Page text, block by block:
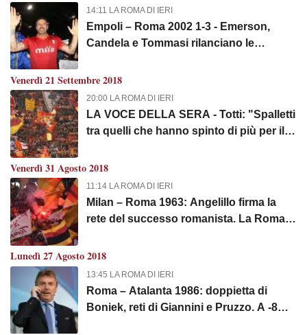
14:11 LA ROMA DI IERI
Empoli – Roma 2002 1-3 - Emerson,
Candela e Tommasi rilanciano le
Venerdì 21 Settembre 2018
20:00 LA ROMA DI IERI
LA VOCE DELLA SERA - Totti: "Spalletti
tra quelli che hanno spinto di più per il
colpa al mister quando le cose non
vanno bene". Karsdorp: "Posso fare
molto per la Roma"
Venerdì 31 Agosto 2018
11:14 LA ROMA DI IERI
Milan – Roma 1963: Angelillo firma la
rete del successo romanista. La Roma
Lunedì 27 Agosto 2018
13:45 LA ROMA DI IERI
Roma – Atalanta 1986: doppietta di
Boniek, reti di Giannini e Pruzzo. A -8